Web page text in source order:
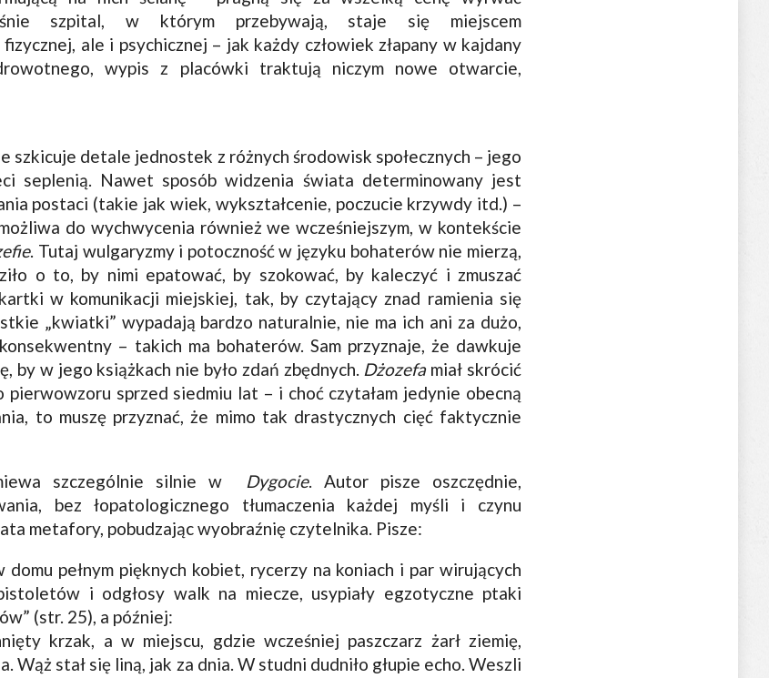
szpital, w którym przebywają, staje się miejscem
ale i psychicznej – jak każdy człowiek złapany w kajdany
wypis z placówki traktują niczym nowe otwarcie,
szkicuje detale jednostek z różnych środowisk społecznych – jego
seplenią. Nawet sposób widzenia świata determinowany jest
postaci (takie jak wiek, wykształcenie, poczucie krzywdy itd.) –
do wychwycenia również we wcześniejszym, w kontekście
. Tutaj wulgaryzmy i potoczność w języku bohaterów nie mierzą,
o to, by nimi epatować, by szokować, by kaleczyć i zmuszać
w komunikacji miejskiej, tak, by czytający znad ramienia się
„kwiatki” wypadają bardzo naturalnie, nie ma ich ani za dużo,
– takich ma bohaterów. Sam przyznaje, że dawkuje
by w jego książkach nie było zdań zbędnych. Dżozefamiał skrócić
sprzed siedmiu lat – i choć czytałam jedynie obecną
to muszę przyznać, że mimo tak drastycznych cięć faktycznie
szczególnie silnie w Dygocie. Autor pisze oszczędnie,
bez łopatologicznego tłumaczenia każdej myśli i czynu
metafory, pobudzając wyobraźnię czytelnika. Pisze:
pełnym pięknych kobiet, rycerzy na koniach i par wirujących
i odgłosy walk na miecze, usypiały egzotyczne ptaki
(str. 25), a później:
krzak, a w miejscu, gdzie wcześniej paszczarz żarł ziemię,
Wąż stał się liną, jak za dnia. W studni dudniło głupie echo. Weszli